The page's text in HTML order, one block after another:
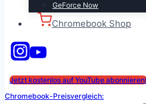
GeForce Now
Chromebook Shop
Jetzt kostenlos auf YouTube
Chromebook-Preisvergleich: